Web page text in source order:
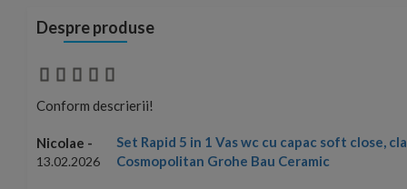
Despre produse
Conform descrierii!
Nicolae -
13.02.2026
Set Rapid 5 in 1 Vas wc cu capac soft close,
Cosmopolitan Grohe Bau Ceramic